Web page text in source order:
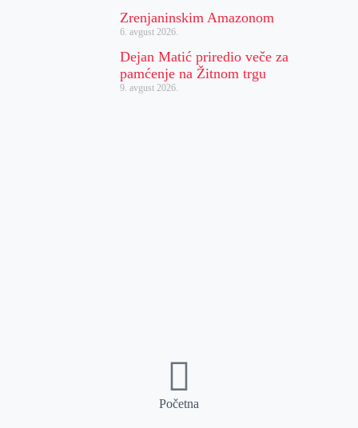
Zrenjaninskim Amazonom
6. avgust 2026.
Dejan Matić priredio veče za
pamćenje na Žitnom trgu
9. avgust 2026.
Početna